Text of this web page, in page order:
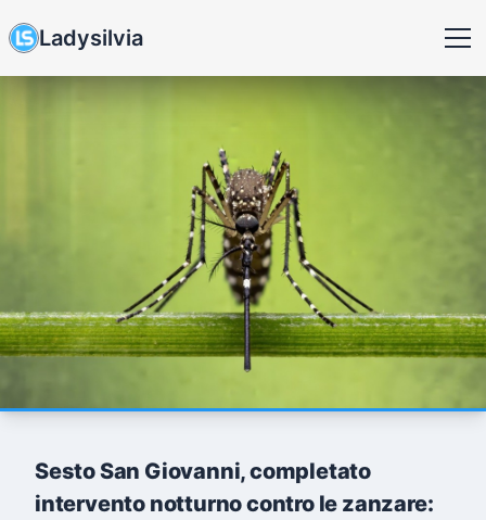
Ladysilvia
Sesto San Giovanni, completato
intervento notturno contro le zanzare: